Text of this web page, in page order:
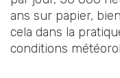
ans sur papier,
cela dans la
conditions